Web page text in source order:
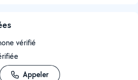
vérifié
Appeler